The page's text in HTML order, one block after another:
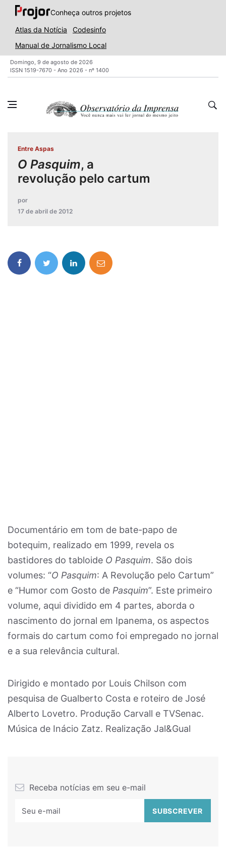
Conheça outros projetos
Atlas da Notícia
Codesinfo
Manual de Jornalismo Local
Domingo, 9 de agosto de 2026
ISSN 1519-7670 - Ano 2026 - nº 1400
Entre Aspas
O Pasquim, a
revolução pelo cartum
por
17 de abril de 2012
Documentário em tom de bate-papo de
botequim, realizado em 1999, revela os
bastidores do tabloide O Pasquim. São dois
volumes: “O Pasquim: A Revolução pelo Cartum”
e “Humor com Gosto de Pasquim”. Este primeiro
volume, aqui dividido em 4 partes, aborda o
nascimento do jornal em Ipanema, os aspectos
formais do cartum como foi empregado no jornal
e a sua relevância cultural.
Dirigido e montado por Louis Chilson com
pesquisa de Gualberto Costa e roteiro de José
Alberto Lovetro. Produção Carvall e TVSenac.
Música de Inácio Zatz. Realização Jal&Gual
Receba notícias em seu e-mail